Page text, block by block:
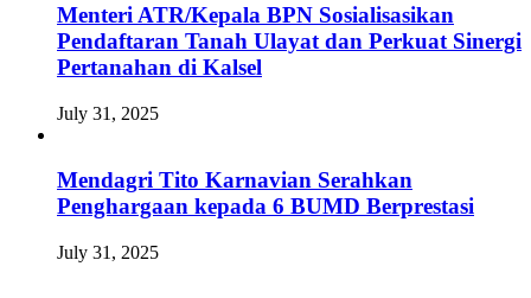
Menteri ATR/Kepala BPN Sosialisasikan
Pendaftaran Tanah Ulayat dan Perkuat Sinergi
Pertanahan di Kalsel
July 31, 2025
Mendagri Tito Karnavian Serahkan
Penghargaan kepada 6 BUMD Berprestasi
July 31, 2025